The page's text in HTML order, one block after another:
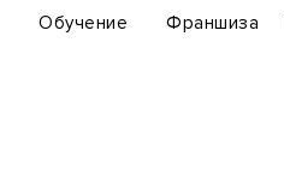
Обучение Франшиза